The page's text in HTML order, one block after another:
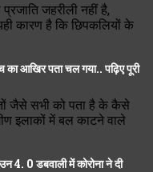
जहरीली नहीं है,
कारण है कि छिपकलियों के
का आखिर पता चल गया.. पढ़िए पूरी
जैसे सभी को पता है के कैसे
इलाकों में बल काटने वाले
0 डबवाली में कोरोना ने दी